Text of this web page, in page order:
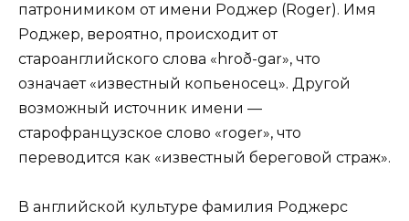
патронимиком от имени Роджер (Roger). Имя
Роджер, вероятно, происходит от
староанглийского слова «hroð-gar», что
означает «известный копьеносец». Другой
возможный источник имени —
старофранцузское слово «roger», что
переводится как «известный береговой страж».
В английской культуре фамилия Роджерс